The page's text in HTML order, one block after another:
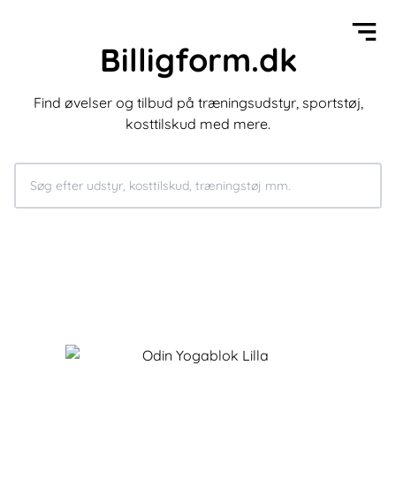
Billigform.dk
Find øvelser og tilbud på træningsudstyr, sportstøj,
kosttilskud med mere.